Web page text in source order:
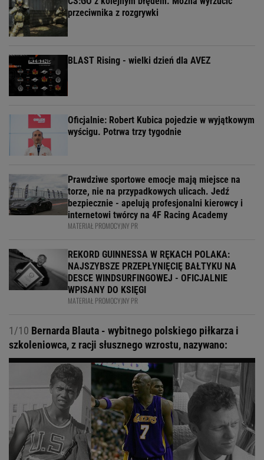
przeciwnika z rozgrywki
BLAST Rising - wielki dzień dla AVEZ
Oficjalnie: Robert Kubica pojedzie w wyjątkowym
wyścigu. Potrwa trzy tygodnie
Prawdziwe sportowe emocje mają miejsce na
torze, nie na przypadkowych ulicach. Jedź
bezpiecznie - apelują profesjonalni kierowcy i
internetowi twórcy na 4F Racing Academy
MATERIAŁ PROMOCYJNY PR
REKORD GUINNESSA W RĘKACH POLAKA:
NAJSZYBSZE PRZEPŁYNIĘCIĘ BAŁTYKU NA
DESCE WINDSURFINGOWEJ - OFICJALNIE
WPISANY DO KSIĘGI
MATERIAŁ PROMOCYJNY PR
1/10 Bernarda Blauta - wybitnego polskiego piłkarza i
szkoleniowca, z racji słusznego wzrostu, nazywano: